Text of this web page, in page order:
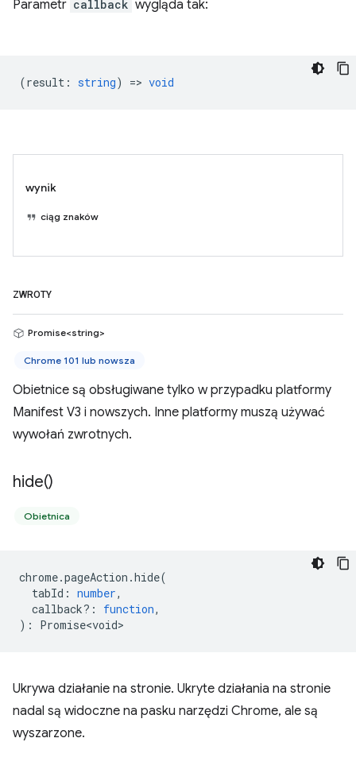
Parametr callback wygląda tak:
(result : string) => void
wynik
ciąg znaków
ZWROTY
Promise<string>
Chrome 101 lub nowsza
Obietnice są obsługiwane tylko w przypadku platformy
Manifest V3 i nowszych. Inne platformy muszą używać
wywołań zwrotnych.
hide()
Obietnica
chrome.pageAction .hide(
tabId : number,
callback? : function,
) : Promise<void>
Ukrywa działanie na stronie. Ukryte działania na stronie
nadal są widoczne na pasku narzędzi Chrome, ale są
wyszarzone.